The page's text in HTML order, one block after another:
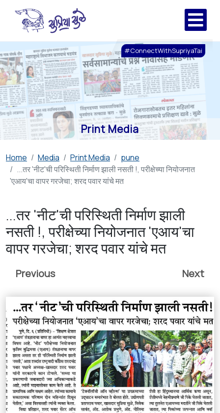
#ConnectWithSupriyaTai
Print Media
Home Media Print Media
pune
...तर 'नीट'ची परिस्थिती निर्माण झाली नसती !, परीक्षेच्या नियोजनात
'एआय'चा वापर गरजेचा; शरद पवार यांचे मत
...तर 'नीट'ची परिस्थिती निर्माण झाली
नसती !, परीक्षेच्या नियोजनात 'एआय'चा
वापर गरजेचा; शरद पवार यांचे मत
Previous Next